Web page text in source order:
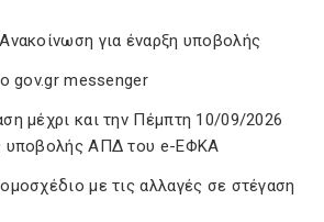
για έναρξη υποβολής
gov.gr messenger
μέχρι και την Πέμπτη 10/09/2026
υποβολής ΑΠΔ του e-ΕΦΚΑ
με τις αλλαγές σε στέγαση